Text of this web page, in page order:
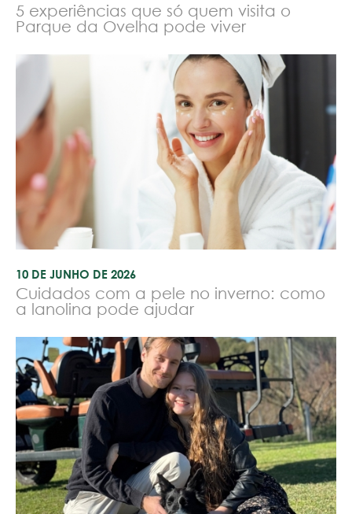
5 experiências que só quem visita o
Parque da Ovelha pode viver
10 DE JUNHO DE 2026
Cuidados com a pele no inverno: como
a lanolina pode ajudar